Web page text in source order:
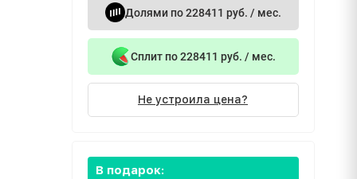
Долями по 228411 руб. / мес.
Сплит по 228411 руб. / мес.
Не устроила цена?
В подарок: